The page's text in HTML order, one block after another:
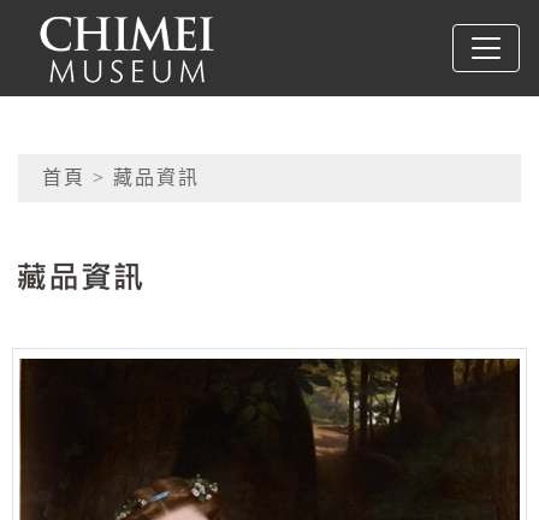
跳到主要內容
奇美博物館
網頁導覽
首頁 > 藏品資訊